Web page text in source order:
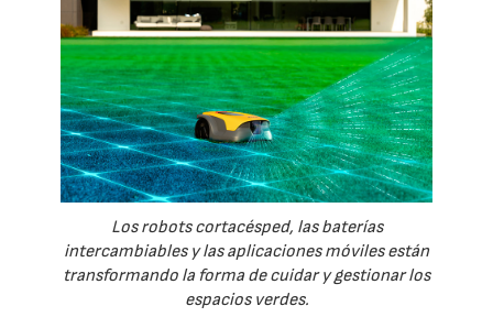
Los robots cortacésped, las baterías
intercambiables y las aplicaciones móviles están
transformando la forma de cuidar y gestionar los
espacios verdes.